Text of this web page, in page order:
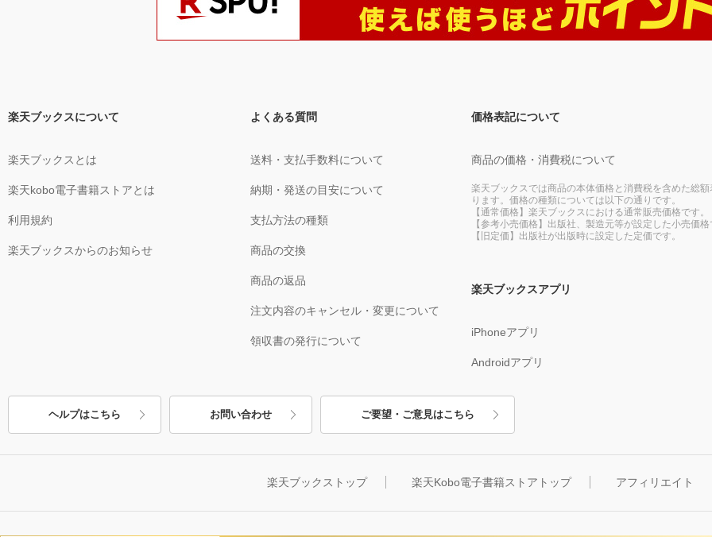
楽天ブックスについて
楽天ブックスとは
楽天kobo電子書籍ストアとは
利用規約
楽天ブックスからのお知らせ
よくある質問
送料・支払手数料について
納期・発送の目安について
支払方法の種類
商品の交換
商品の返品
注文内容のキャンセル・変更について
領収書の発行について
価格表記について
商品の価格・消費税について
楽天ブックスでは商品の本体価格と消費税を含めた総額
ります。価格の種類については以下の通りです。
【通常価格】楽天ブックスにおける通常販売価格です。
【参考小売価格】出版社、製造元等が設定した小売価格
【旧定価】出版社が出版時に設定した定価です。
楽天ブックスアプリ
iPhoneアプリ
Androidアプリ
ヘルプはこちら お問い合わせ ご要望・ご意見はこちら
楽天ブックストップ 楽天Kobo電子書籍ストアトップ アフィリエイト